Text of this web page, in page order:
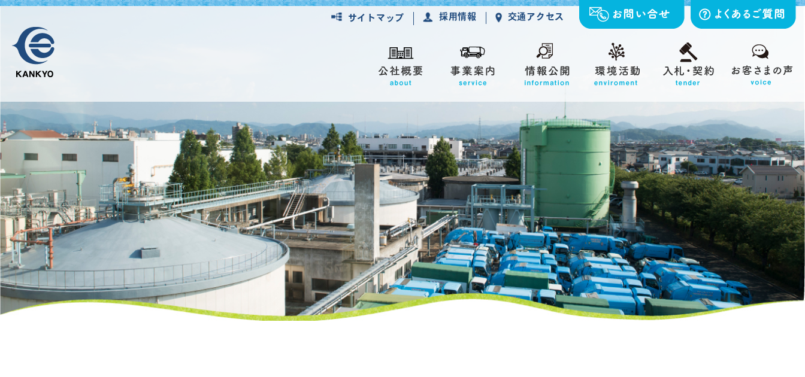
サイトマップ 採用情報 交通アクセス
公社基本情報 情報公開 公社の3Kと社訓
ごみの収集・再資源化 浄化槽の保守点検・清掃 し尿汲み取り 公共下水道処理施設
中間処理施設・堆肥化 下水道管渠清掃・調査 地域水道処理施設維持管理業務 施設見学のご案内
食品関連企業の皆さま 浄化槽の適正処理 地域の清掃活動への参加 ISO14001（環境方針）
地中熱利用によるCO2の削減量 SDGsへの取組み